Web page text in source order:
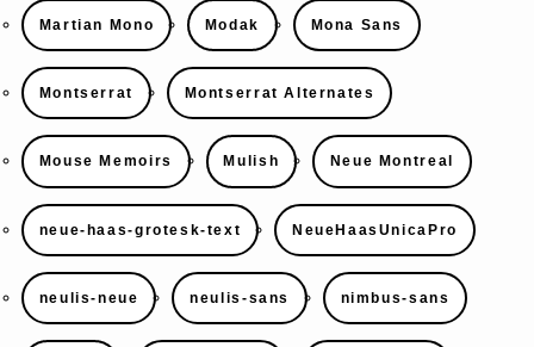
Martian Mono Modak Mona Sans
Montserrat Montserrat Alternates
Mouse Memoirs Mulish Neue Montreal
neue-haas-grotesk-text NeueHaasUnicaPro
neulis-neue neulis-sans nimbus-sans